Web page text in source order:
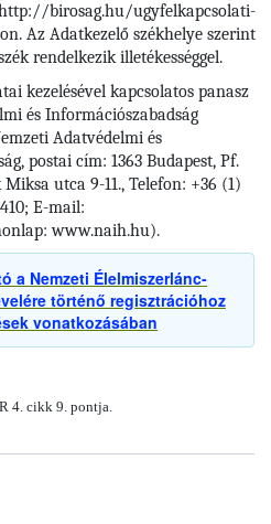
ugyfelkapcsolati-
Az Adatkezelő székhelye szerint
rendelkezik illetékességgel.
kezelésével kapcsolatos panasz
és Információszabadság
Adatvédelmi és
postai cím: 1363 Budapest, Pf.
utca 9-11., Telefon: +36 (1)
E-mail:
www.naih.hu).
a Nemzeti Élelmiszerlánc-
történő regisztrációhoz
vonatkozásában
4. cikk 9. pontja.